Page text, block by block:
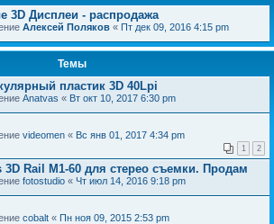
3D Дисплеи - распродажа
Алексей Поляков « Пт дек 09, 2016 4:15 pm
Темы
пластик 3D 40Lpi
Anatvas « Вт окт 10, 2017 6:30 pm
videomen « Вс янв 01, 2017 4:34 pm
1 2
3D Rail M1-60 для стерео съемки. Продам
fotostudio « Чт июл 14, 2016 9:18 pm
cobalt « Пн ноя 09, 2015 2:53 pm